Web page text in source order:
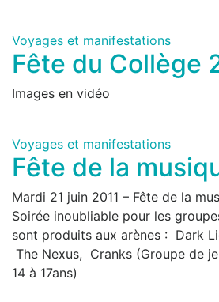
Voyages et manifestations
Fête du Collège
Images en vidéo
Voyages et manifestations
Fête de la
Mardi 21 juin 2011 – Fête de la
Soirée inoubliable pour les
sont produits aux arènes : Dark
The Nexus, Cranks (Groupe de
14 à 17ans)